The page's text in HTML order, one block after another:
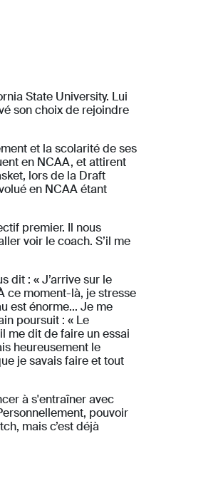
State University. Lui
son choix de rejoindre
et la scolarité de ses
en NCAA, et attirent
lors de la Draft
en NCAA étant
premier. Il nous
voir le coach. S’il me
dit : « J’arrive sur le
ce moment-là, je stresse
est énorme... Je me
poursuit : « Le
me dit de faire un essai
heureusement le
je savais faire et tout
à s'entraîner avec
pouvoir
mais c’est déjà